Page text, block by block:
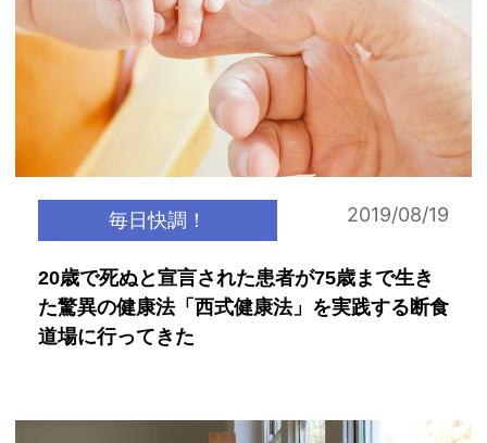
毎日快調！ 2019/08/19
20歳で死ぬと宣言された患者が75歳まで生き
た驚異の健康法「西式健康法」を実践する断食
道場に行ってきた